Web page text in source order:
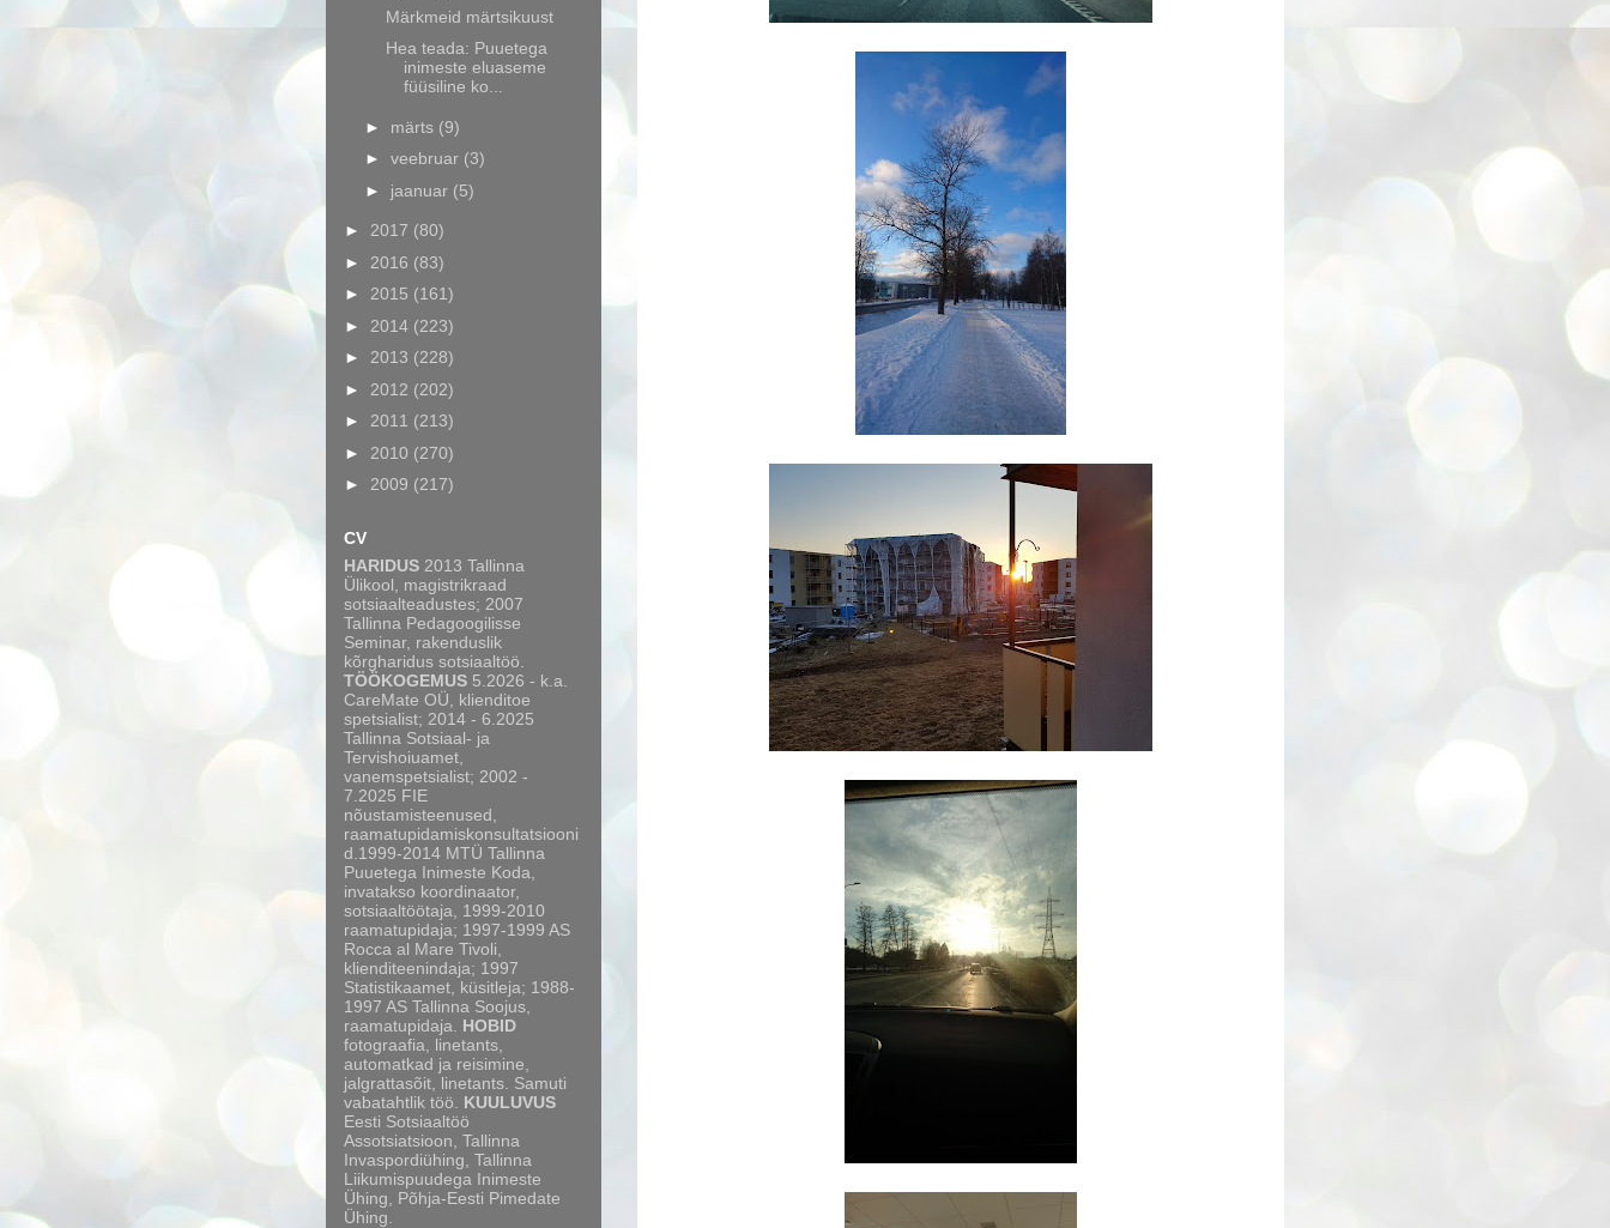
Märkmeid märtsikuust
Hea teada: Puuetega
inimeste eluaseme
füüsiline ko...
► märts (9)
► veebruar (3)
► jaanuar (5)
► 2017 (80)
► 2016 (83)
► 2015 (161)
► 2014 (223)
► 2013 (228)
► 2012 (202)
► 2011 (213)
► 2010 (270)
► 2009 (217)
CV
HARIDUS 2013 Tallinna
Ülikool, magistrikraad
sotsiaalteadustes; 2007
Tallinna Pedagoogilisse
Seminar, rakenduslik
kõrgharidus sotsiaaltöö.
TÖÖKOGEMUS 5.2026 - k.a.
CareMate OÜ, klienditoe
spetsialist; 2014 - 6.2025
Tallinna Sotsiaal- ja
Tervishoiuamet,
vanemspetsialist; 2002 -
7.2025 FIE
nõustamisteenused,
raamatupidamiskonsultatsiooni
d.1999-2014 MTÜ Tallinna
Puuetega Inimeste Koda,
invatakso koordinaator,
sotsiaaltöötaja, 1999-2010
raamatupidaja; 1997-1999 AS
Rocca al Mare Tivoli,
klienditeenindaja; 1997
Statistikaamet, küsitleja; 1988-
1997 AS Tallinna Soojus,
raamatupidaja. HOBID
fotograafia, linetants,
automatkad ja reisimine,
jalgrattasõit, linetants. Samuti
vabatahtlik töö. KUULUVUS
Eesti Sotsiaaltöö
Assotsiatsioon, Tallinna
Invaspordiühing, Tallinna
Liikumispuudega Inimeste
Ühing, Põhja-Eesti Pimedate
Ühing.